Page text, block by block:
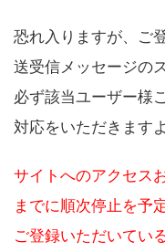
恐れ入りますが、ご
送受信メッセージの
必ず該当ユーザー様
対応をいただきます
サイトへのアクセス
までに順次停止を予
ご登録いただいてい